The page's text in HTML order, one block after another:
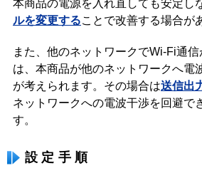
本商品の電源を入れ直しても安定し
ルを変更することで改善する場合が
また、他のネットワークでWi-Fi通
は、本商品が他のネットワークへ電
が考えられます。その場合は送信出
ネットワークへの電波干渉を回避で
す。
設定手順